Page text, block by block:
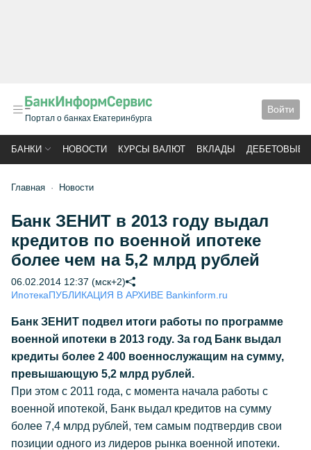
Портал о банках Екатеринбурга
Войти
БАНКИ НОВОСТИ КУРСЫ ВАЛЮТ ВКЛАДЫ ДЕБЕТОВЫЕ
Главная Новости
Банк ЗЕНИТ в 2013 году выдал
кредитов по военной ипотеке
более чем на 5,2 млрд рублей
06.02.2014 12:37 (мск+2)
ИпотекаПУБЛИКАЦИЯ В АРХИВЕ Bankinform.ru
Банк ЗЕНИТ подвел итоги работы по программе
военной ипотеки в 2013 году. За год Банк выдал
кредиты более 2 400 военнослужащим на сумму,
превышающую 5,2 млрд рублей.
При этом с 2011 года, с момента начала работы с
военной ипотекой, Банк выдал кредитов на сумму
более 7,4 млрд рублей, тем самым подтвердив свои
позиции одного из лидеров рынка военной ипотеки.